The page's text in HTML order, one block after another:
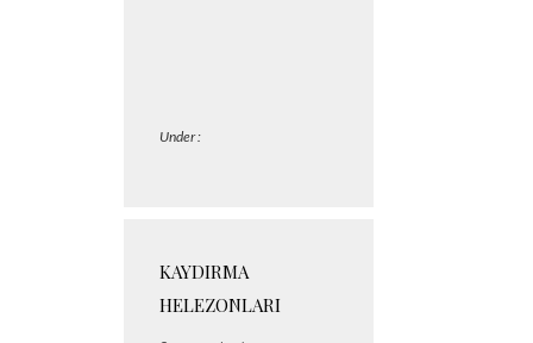
Under :
KAYDIRMA
HELEZONLARI